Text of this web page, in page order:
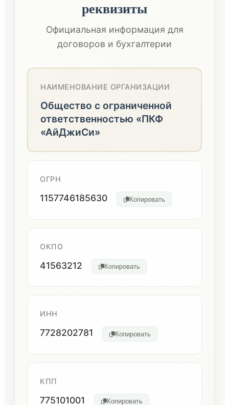
реквизиты
Официальная информация для
договоров и бухгалтерии
НАИМЕНОВАНИЕ ОРГАНИЗАЦИИ
Общество с ограниченной
ответственностью «ПКФ
«АйДжиСи»
ОГРН
1157746185630 Копировать
ОКПО
41563212 Копировать
ИНН
7728202781 Копировать
КПП
775101001 Копировать